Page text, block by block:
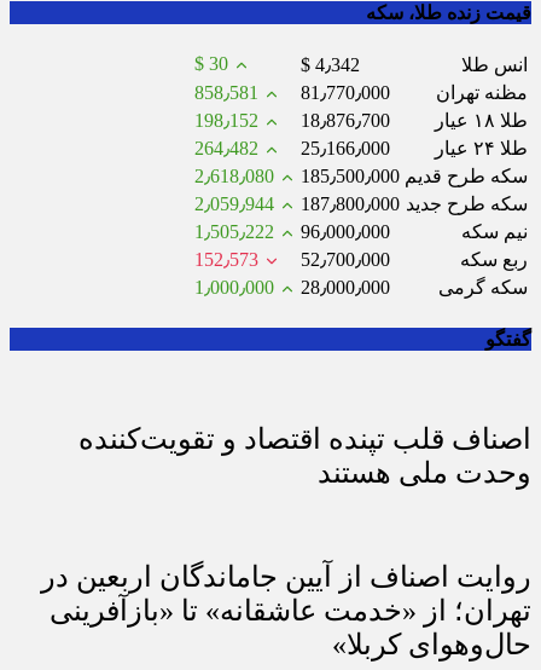
قیمت زنده طلا، سکه
انس طلا $ 4٫342
$ 30
مظنه تهران
81٫770٫000
858٫581
طلا ۱۸ عیار
18٫876٫700
198٫152
طلا ۲۴ عیار
25٫166٫000
264٫482
سکه طرح قدیم 185٫500٫000
2٫618٫080
سکه طرح جدید 187٫800٫000
2٫059٫944
نیم سکه
96٫000٫000
1٫505٫222
ربع سکه
52٫700٫000
152٫573
سکه گرمی
28٫000٫000 1٫000٫000
گفتگو
اصناف قلب تپنده اقتصاد و تقویت‌کننده
وحدت ملی هستند
روایت اصناف از آیین جاماندگان اربعین در
تهران؛ از «خدمت عاشقانه» تا «بازآفرینی
حال‌وهوای کربلا»